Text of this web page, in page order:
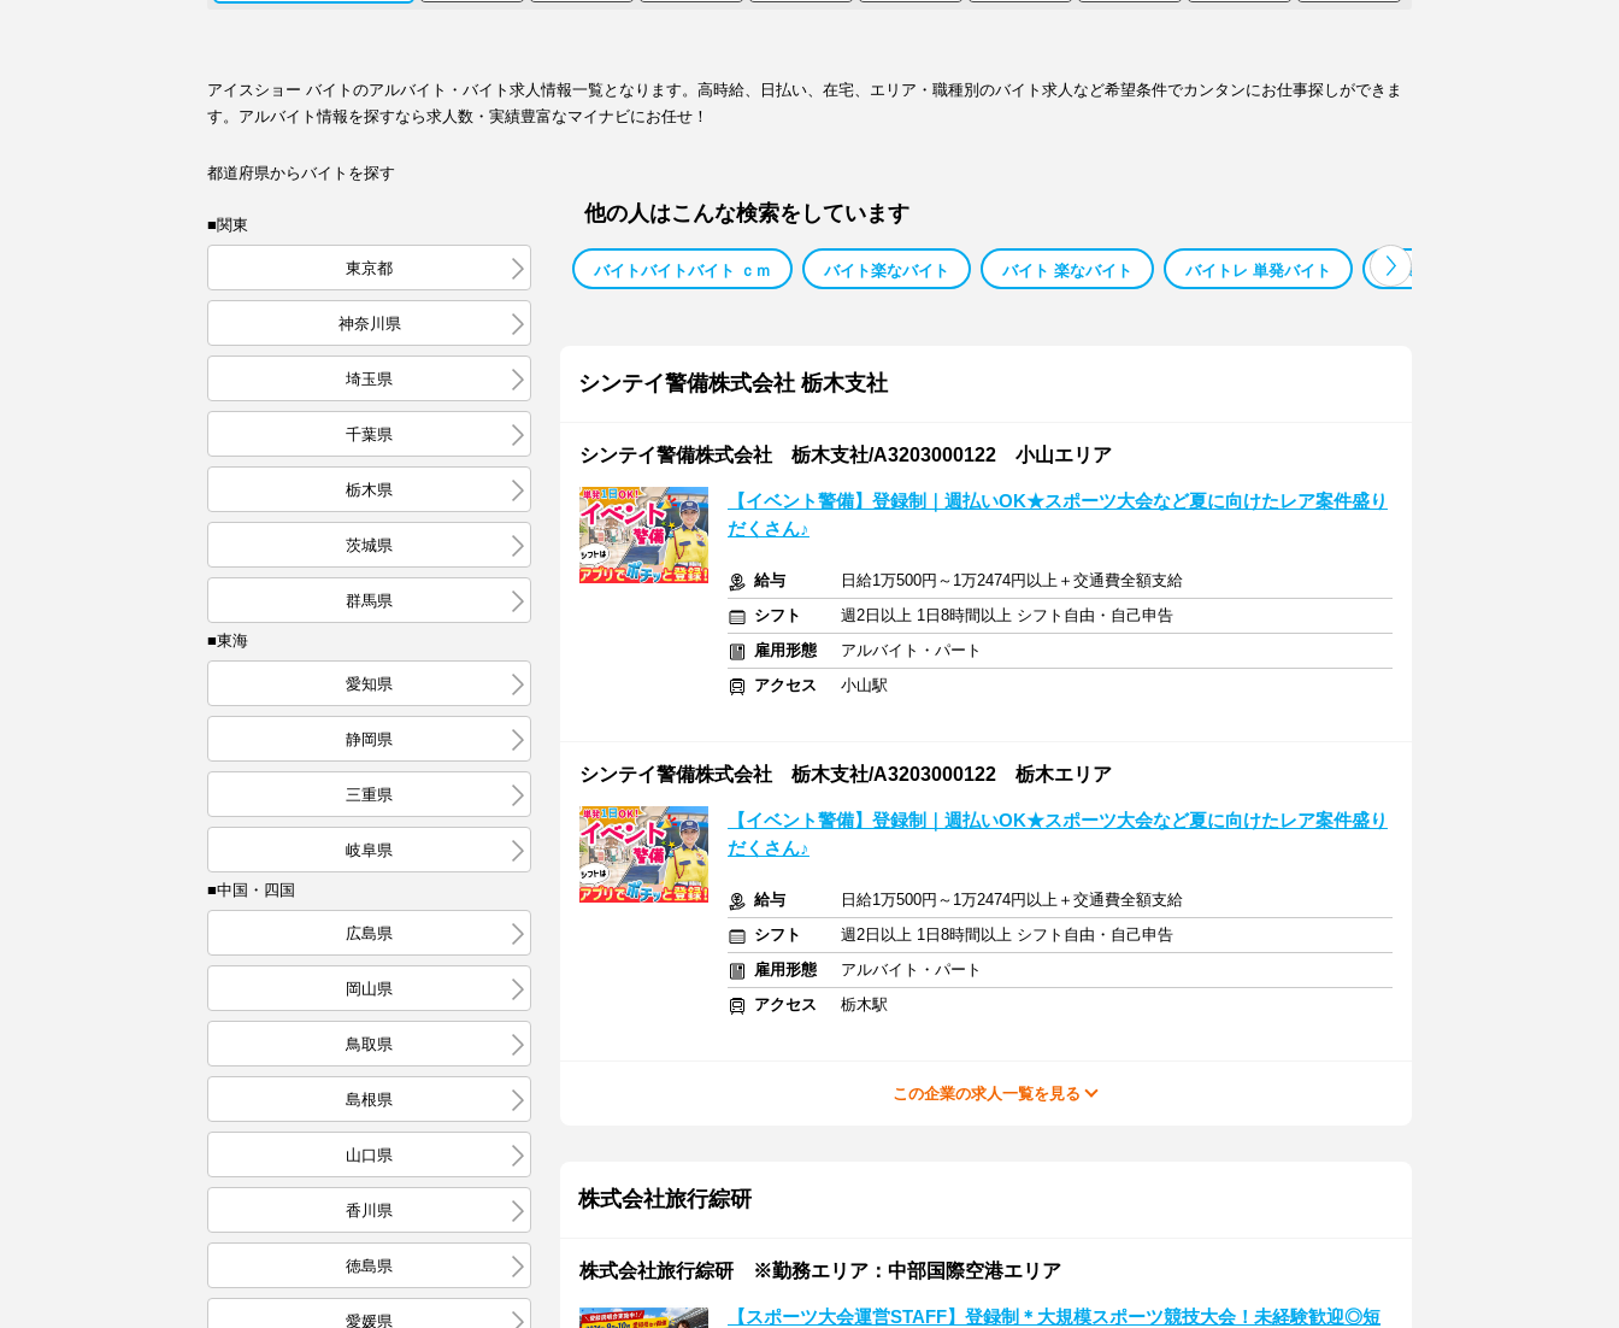
アイスショー バイトのアルバイト・バイト求人情報一覧となります。高時給、日払い、在宅、エリア・職種別のバイト求人など希望条件でカンタンにお仕事探しができま
す。アルバイト情報を探すなら求人数・実績豊富なマイナビにお任せ！
都道府県からバイトを探す
■関東
東京都
神奈川県
埼玉県
千葉県
栃木県
茨城県
群馬県
■東海
愛知県
静岡県
三重県
岐阜県
■中国・四国
広島県
岡山県
鳥取県
島根県
山口県
香川県
徳島県
愛媛県
他の人はこんな検索をしています
バイトバイトバイト ｃｍ バイト楽なバイト バイト 楽なバイト バイトレ 単発バイト 深夜バイト 楽なバイト
シンテイ警備株式会社 栃木支社
シンテイ警備株式会社 栃木支社/A3203000122 小山エリア
【イベント警備】登録制｜週払いOK★スポーツ大会など夏に向けたレア案件盛り
だくさん♪
給与
日給1万500円～1万2474円以上＋交通費全額支給
シフト
週2日以上 1日8時間以上 シフト自由・自己申告
雇用形態
アルバイト・パート
アクセス
小山駅
シンテイ警備株式会社 栃木支社/A3203000122 栃木エリア
【イベント警備】登録制｜週払いOK★スポーツ大会など夏に向けたレア案件盛り
だくさん♪
給与
日給1万500円～1万2474円以上＋交通費全額支給
シフト
週2日以上 1日8時間以上 シフト自由・自己申告
雇用形態
アルバイト・パート
アクセス
栃木駅
この企業の求人一覧を見る
株式会社旅行綜研
株式会社旅行綜研 ※勤務エリア：中部国際空港エリア
【スポーツ大会運営STAFF】登録制＊大規模スポーツ競技大会！未経験歓迎◎短